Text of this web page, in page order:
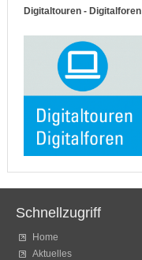
Digitaltouren - Digitalforen
Schnellzugriff
Home
Aktuelles